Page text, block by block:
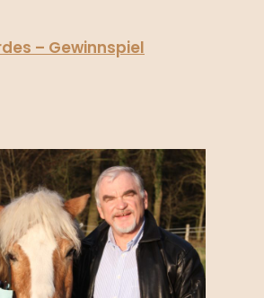
– Gewinnspiel